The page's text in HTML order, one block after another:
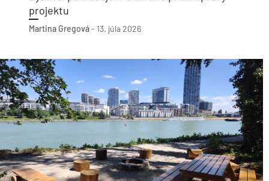
projektu
Martina Gregová- 13. júla 2026